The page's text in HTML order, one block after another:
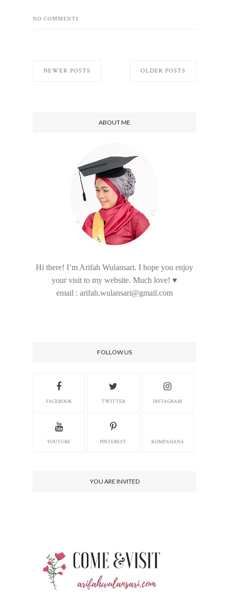
NO COMMENTS
NEWER POSTS OLDER POSTS
ABOUT ME
Hi there! I’m Arifah Wulansari. I hope you enjoy
your visit to my website. Much love! ♥
email : arifah.wulansari@gmail.com
FOLLOW US
FACEBOOK TWITTER INSTAGRAM
YOUTUBE PINTEREST KOMPASIANA
YOU ARE INVITED